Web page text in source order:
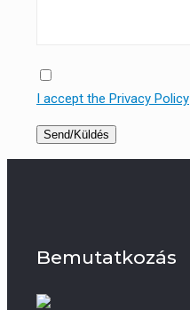
I accept the Privacy Policy
Bemutatkozás